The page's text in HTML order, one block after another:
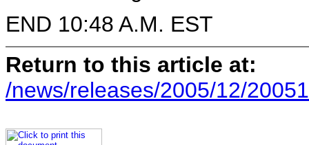
END 10:48 A.M. EST
Return to this article at:
/news/releases/2005/12/